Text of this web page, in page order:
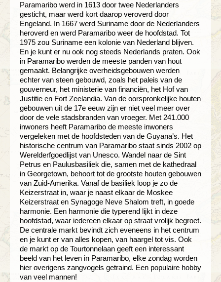
Paramaribo werd in 1613 door twee Nederlanders
gesticht, maar werd kort daarop veroverd door
Engeland. In 1667 werd Suriname door de Nederlanders
heroverd en werd Paramaribo weer de hoofdstad. Tot
1975 zou Suriname een kolonie van Nederland blijven.
En je kunt er nu ook nog steeds Nederlands praten. Ook
in Paramaribo werden de meeste panden van hout
gemaakt. Belangrijke overheidsgebouwen werden
echter van steen gebouwd, zoals het paleis van de
gouverneur, het ministerie van financiën, het Hof van
Justitie en Fort Zeelandia. Van de oorspronkelijke houten
gebouwen uit de 17e eeuw zijn er niet veel meer over
door de vele stadsbranden van vroeger. Met 241.000
inwoners heeft Paramaribo de meeste inwoners
vergeleken met de hoofdsteden van de Guyana’s. Het
historische centrum van Paramaribo staat sinds 2002 op
Werelderfgoedlijst van Unesco. Wandel naar de Sint
Petrus en Paulusbasiliek die, samen met de kathedraal
in Georgetown, behoort tot de grootste houten gebouwen
van Zuid-Amerika. Vanaf de basiliek loop je zo de
Keizerstraat in, waar je naast elkaar de Moskee
Keizerstraat en Synagoge Neve Shalom treft, in goede
harmonie. Een harmonie die typerend lijkt in deze
hoofdstad, waar iedereen elkaar op straat vrolijk begroet.
De centrale markt bevindt zich eveneens in het centrum
en je kunt er van alles kopen, van haargel tot vis. Ook
de markt op de Tourtonnelaan geeft een interessant
beeld van het leven in Paramaribo, elke zondag worden
hier overigens zangvogels getraind. Een populaire hobby
van veel mannen!